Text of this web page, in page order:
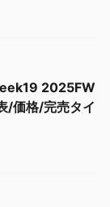
2025FW
/価格/完売タイ